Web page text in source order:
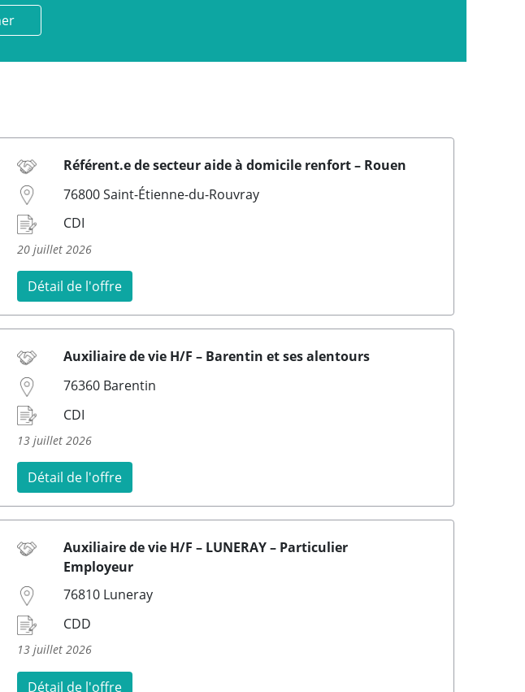
Référent.e de secteur aide à domicile renfort – Rouen
76800 Saint-Étienne-du-Rouvray
CDI
20 juillet 2026
Détail de l'offre
Auxiliaire de vie H/F – Barentin et ses alentours
76360 Barentin
CDI
13 juillet 2026
Détail de l'offre
Auxiliaire de vie H/F – LUNERAY – Particulier
Employeur
76810 Luneray
CDD
13 juillet 2026
Détail de l'offre